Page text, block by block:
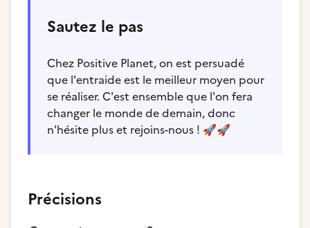
Sautez le pas
Chez Positive Planet, on est persuadé
que l'entraide est le meilleur moyen pour
se réaliser. C'est ensemble que l'on fera
changer le monde de demain, donc
n'hésite plus et rejoins-nous ! 🚀🚀
Précisions